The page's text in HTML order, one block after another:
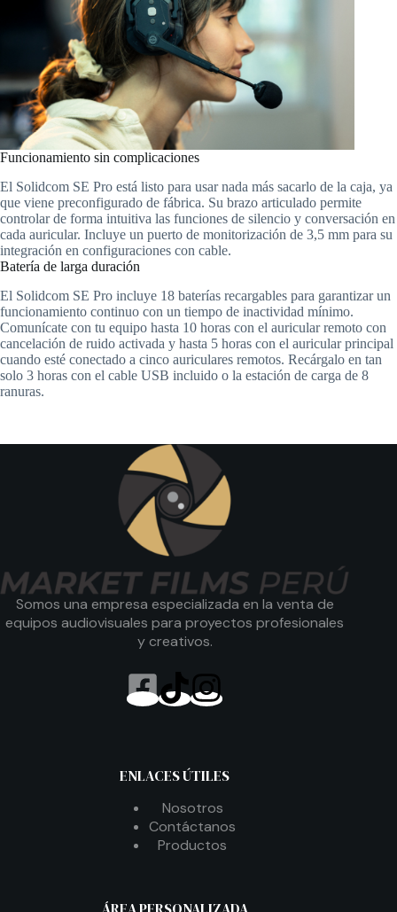
Funcionamiento sin complicaciones
El Solidcom SE Pro está listo para usar nada más sacarlo de la caja, ya
que viene preconfigurado de fábrica. Su brazo articulado permite
controlar de forma intuitiva las funciones de silencio y conversación en
cada auricular. Incluye un puerto de monitorización de 3,5 mm para su
integración en configuraciones con cable.
Batería de larga duración
El Solidcom SE Pro incluye 18 baterías recargables para garantizar un
funcionamiento continuo con un tiempo de inactividad mínimo.
Comunícate con tu equipo hasta 10 horas con el auricular remoto con
cancelación de ruido activada y hasta 5 horas con el auricular principal
cuando esté conectado a cinco auriculares remotos. Recárgalo en tan
solo 3 horas con el cable USB incluido o la estación de carga de 8
ranuras.
Somos una empresa especializada en la venta de
equipos audiovisuales para proyectos profesionales
y creativos.
ENLACES ÚTILES
Nosotros
Contáctanos
Productos